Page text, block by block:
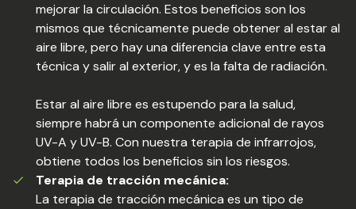
mejorar la circulación. Estos beneficios son los
mismos que técnicamente puede obtener al estar al
aire libre, pero hay una diferencia clave entre esta
técnica y salir al exterior, y es la falta de radiación.
Estar al aire libre es estupendo para la salud,
siempre habrá un componente adicional de rayos
UV-A y UV-B. Con nuestra terapia de infrarrojos,
obtiene todos los beneficios sin los riesgos.
Terapia de tracción mecánica:
La terapia de tracción mecánica es un tipo de